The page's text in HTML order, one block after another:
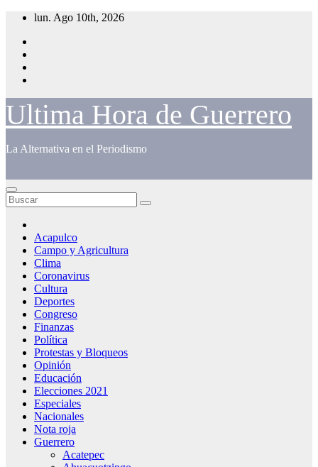
Saltar
contenido
lun. Ago 10th, 2026
Ultima Hora de Guerrero
La Alternativa en el Periodismo
Acapulco
Campo y Agricultura
Clima
Coronavirus
Cultura
Deportes
Congreso
Finanzas
Política
Protestas y Bloqueos
Opinión
Educación
Elecciones 2021
Especiales
Nacionales
Nota roja
Guerrero
Acatepec